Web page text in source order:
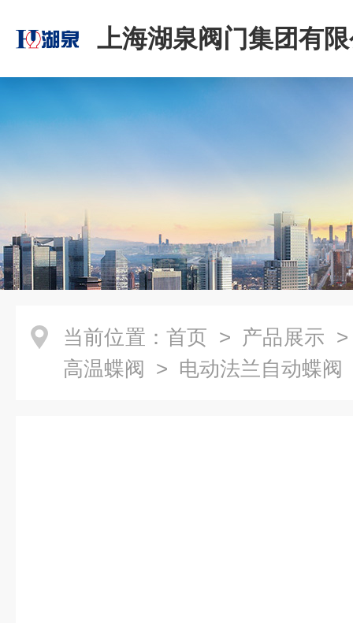
上海湖泉阀门集团有
当前位置： 首页 > 产品展示
高温蝶阀 > 电动法兰自动蝶阀